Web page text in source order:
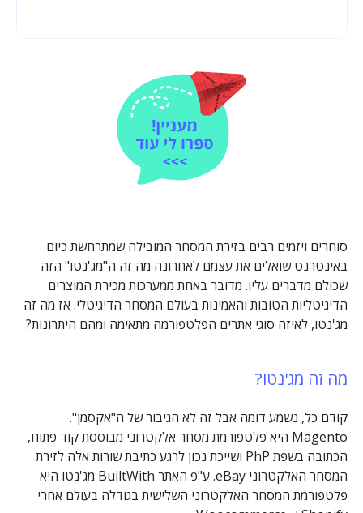
סוחרים ויזמים רבים בזירת המסחר המובילה שמתרחשת כיום
באינטרנט שואלים את עצמם לאחרונה מה זה ה"מג'נטו" הזה
שכולם מדברים עליו. מדובר באחת ממערכות מכירת המוצרים
הדיגיטליות הטובות והאמינות בעולם המסחר הדיגיטלי. אז מה זה
מג'נטו, לאיזה סוגי אתרים הפלטפורמה מתאימה ומהם היתרונות?
מה זה מג'נטו?
קודם כל, נשמע דומה אבל זה לא הגיבור של ה"אקסמן".
Magento היא פלטפורמת מסחר אלקטרוני מבוססת קוד פתוח,
הכתובה בשפת PhP ושייכת נכון לרגע כתיבת שורות אלה לזירת
המסחר האלקטרוני eBay. ע"פ האתר BuiltWith מג'נטו היא
פלטפורמת המסחר האלקטרוני השלישית בגודלה בעולם אחרי